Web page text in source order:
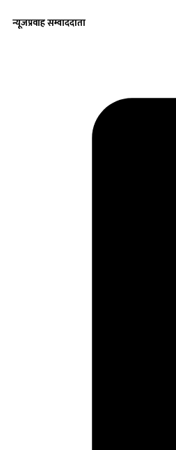
न्यूजप्रवाह सम्वाददाता